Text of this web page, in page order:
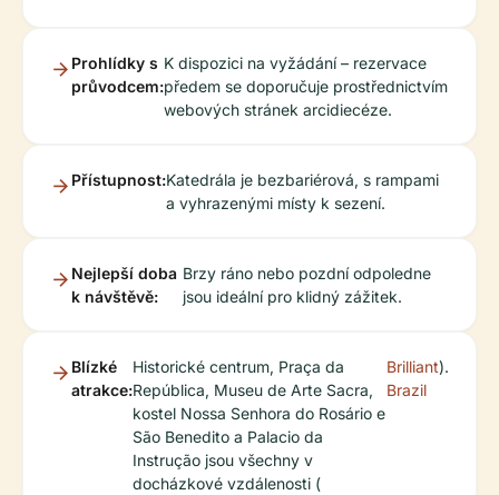
Prohlídky s
průvodcem:
K dispozici na vyžádání – rezervace
předem se doporučuje prostřednictvím
webových stránek arcidiecéze.
Přístupnost:Katedrála je bezbariérová, s rampami
a vyhrazenými místy k sezení.
Nejlepší doba
k návštěvě:
Brzy ráno nebo pozdní odpoledne
jsou ideální pro klidný zážitek.
Blízké
atrakce:
Historické centrum, Praça da
República, Museu de Arte Sacra,
kostel Nossa Senhora do Rosário e
São Benedito a Palacio da
Instrução jsou všechny v
docházkové vzdálenosti (
Brilliant
Brazil
).